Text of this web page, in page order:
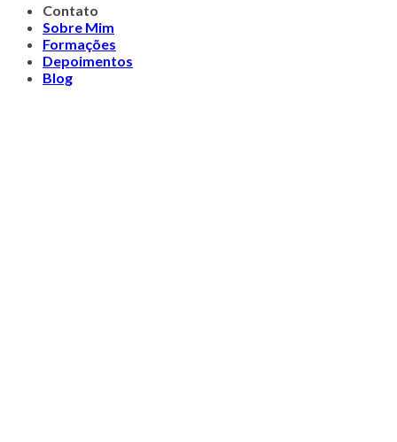
Contato
Sobre Mim
Formações
Depoimentos
Blog